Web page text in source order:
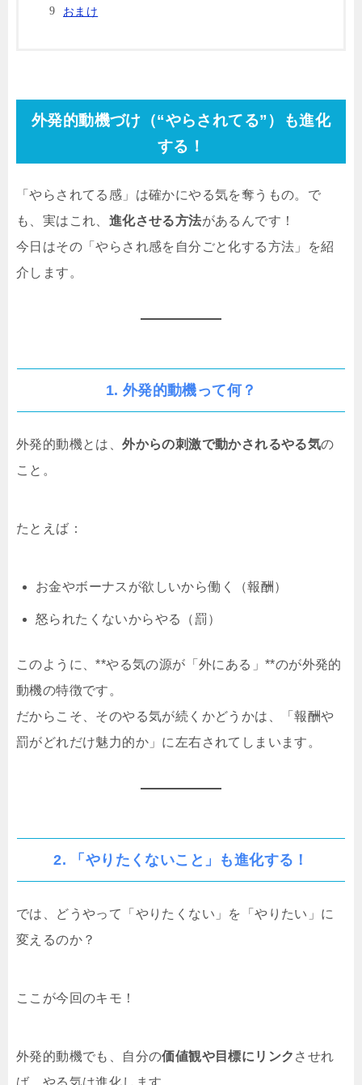
おまけ
外発的動機づけ（“やらされてる”）も進化
する！
「やらされてる感」は確かにやる気を奪うもの。で
も、実はこれ、 進化させる方法があるんです！
今日はその「やらされ感を自分ごと化する方法」を紹
介します。
1. 外発的動機って何？
外発的動機とは、外からの刺激で動かされるやる気の
こと。
たとえば：
お金やボーナスが欲しいから働く（報酬）
怒られたくないからやる（罰）
このように、**やる気の源が「外にある」**のが外発的
動機の特徴です。
だからこそ、そのやる気が続くかどうかは、「報酬や
罰がどれだけ魅力的か」に左右されてしまいます。
2. 「やりたくないこと」も進化する！
では、どうやって「やりたくない」を「やりたい」に
変えるのか？
ここが今回のキモ！
外発的動機でも、自分の価値観や目標にリンク させれ
ば、やる気は進化します。